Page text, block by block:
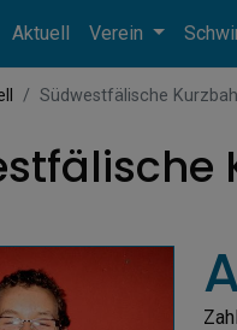
Aktuell Verein
Südwestfälische